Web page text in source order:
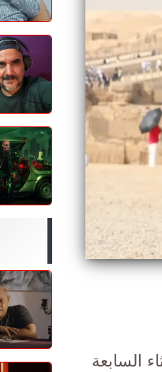
السابعة